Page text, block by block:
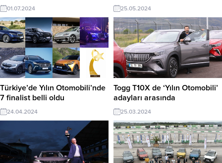
01.07.2024 25.05.2024
Türkiye’de Yılın Otomobili’nde
7 finalist belli oldu
24.04.2024
Togg T10X de ‘Yılın Otomobili’
adayları arasında
25.03.2024